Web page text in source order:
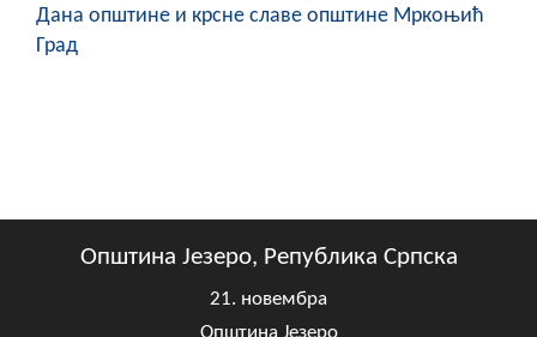
Дана општине и крсне славе општине Мркоњић
Град
Општина Језеро, Република Српска
21. новембра